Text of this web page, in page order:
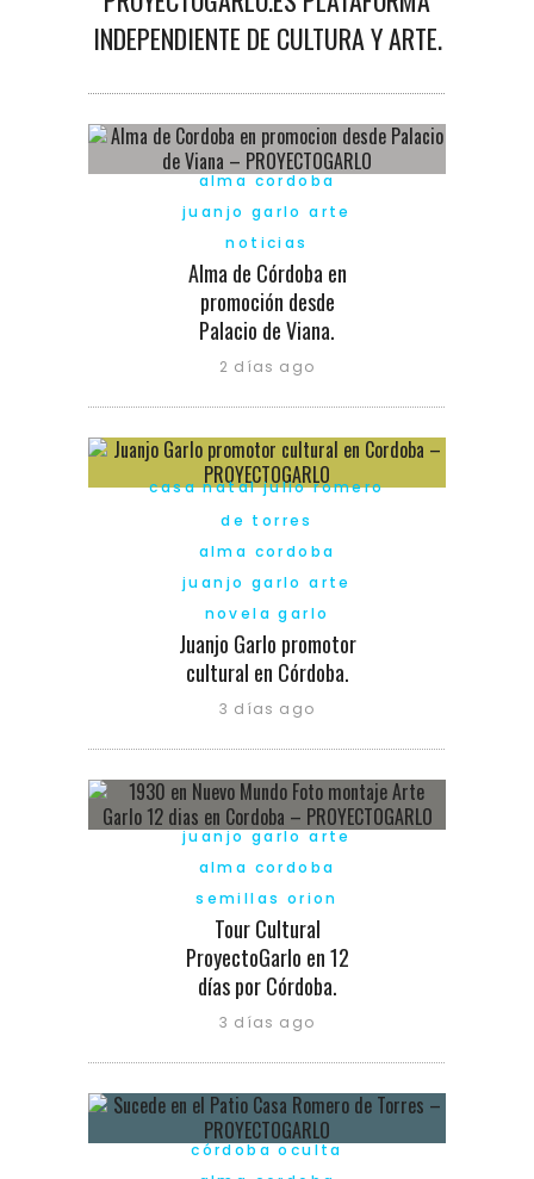
INDEPENDIENTE DE CULTURA Y ARTE.
alma cordoba
juanjo garlo arte
noticias
Alma de Córdoba en
promoción desde
Palacio de Viana.
2 días ago
casa natal julio romero
de torres
alma cordoba
juanjo garlo arte
novela garlo
Juanjo Garlo promotor
cultural en Córdoba.
3 días ago
juanjo garlo arte
alma cordoba
semillas orion
Tour Cultural
ProyectoGarlo en 12
días por Córdoba.
3 días ago
córdoba oculta